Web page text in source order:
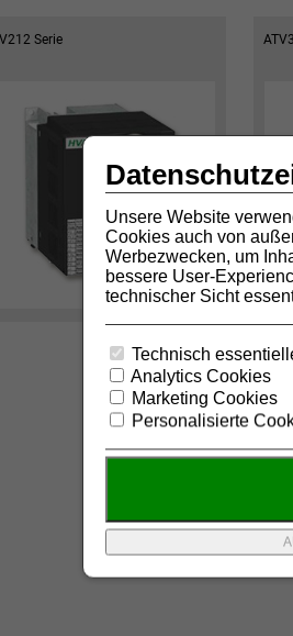
Serie
Unsere Website
Cookies auch von
Werbezwecken, um
bessere User-
technischer Sicht
Technisch
Analytics Cookies
Marketing Cookies
Personalisierte